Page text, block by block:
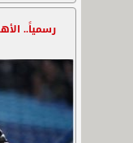
رسمياً..